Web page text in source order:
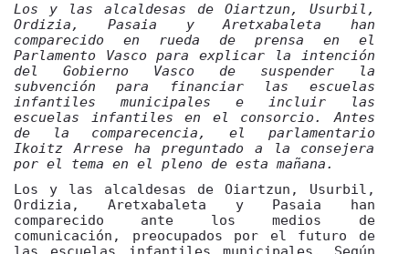
Los y las alcaldesas de Oiartzun, Usurbil,
Ordizia, Pasaia y Aretxabaleta han
comparecido en rueda de prensa en el
Parlamento Vasco para explicar la intención
del Gobierno Vasco de suspender la
subvención para financiar las escuelas
infantiles municipales e incluir las
escuelas infantiles en el consorcio. Antes
de la comparecencia, el parlamentario
Ikoitz Arrese ha preguntado a la consejera
por el tema en el pleno de esta mañana.
Los y las alcaldesas de Oiartzun, Usurbil,
Ordizia, Aretxabaleta y Pasaia han
comparecido ante los medios de
comunicación, preocupados por el futuro de
las escuelas infantiles municipales. Según